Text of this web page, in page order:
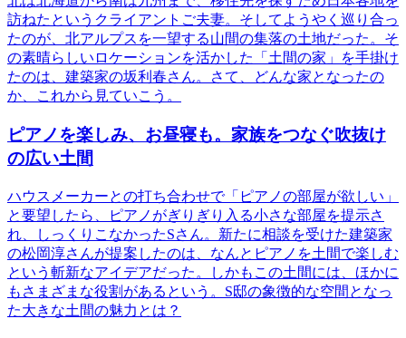
訪ねたというクライアントご夫妻。そしてようやく巡り合っ
たのが、北アルプスを一望する山間の集落の土地だった。そ
の素晴らしいロケーションを活かした「土間の家」を手掛け
たのは、建築家の坂利春さん。さて、どんな家となったの
か、これから見ていこう。
ピアノを楽しみ、お昼寝も。家族をつなぐ吹抜け
の広い土間
ハウスメーカーとの打ち合わせで「ピアノの部屋が欲しい」
と要望したら、ピアノがぎりぎり入る小さな部屋を提示さ
れ、しっくりこなかったSさん。新たに相談を受けた建築家
の松岡淳さんが提案したのは、なんとピアノを土間で楽しむ
という斬新なアイデアだった。しかもこの土間には、ほかに
もさまざまな役割があるという。S邸の象徴的な空間となっ
た大きな土間の魅力とは？